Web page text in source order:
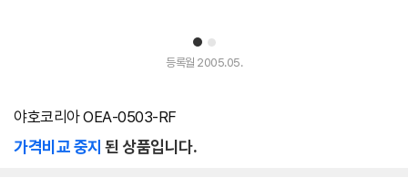
1 2
등록월 2005.05.
야호코리아 OEA-0503-RF
가격비교 중지 된 상품입니다.